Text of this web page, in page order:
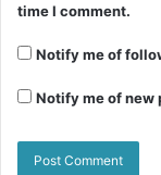
time I comment.
Notify me of
Notify me of new